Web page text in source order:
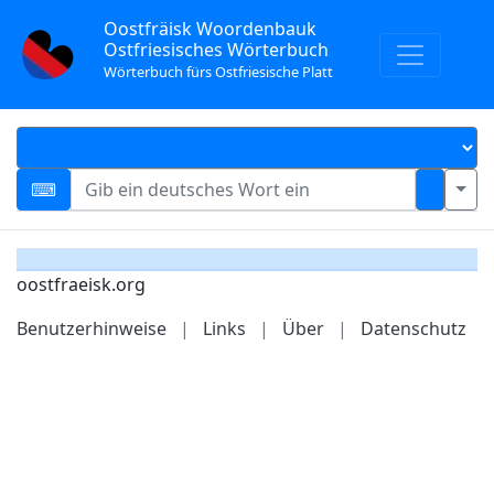
Oostfräisk Woordenbauk
Ostfriesisches Wörterbuch
Wörterbuch fürs Ostfriesische Platt
oostfraeisk.org
Benutzerhinweise
| Links | Über | Datenschutz